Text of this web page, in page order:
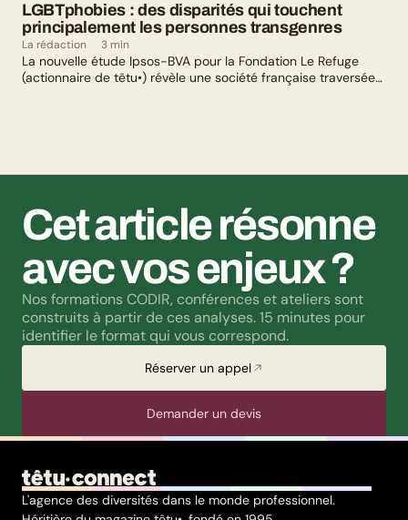
LGBTphobies : des disparités qui touchent
principalement les personnes transgenres
La rédaction 3 min
La nouvelle étude Ipsos-BVA pour la Fondation Le Refuge
(actionnaire de têtu•) révèle une société française traversée
Cet article résonne
avec vos enjeux ?
Nos formations CODIR, conférences et ateliers sont
construits à partir de ces analyses. 15 minutes pour
identifier le format qui vous correspond.
Réserver un appel
Demander un devis
L'agence des diversités dans le monde professionnel.